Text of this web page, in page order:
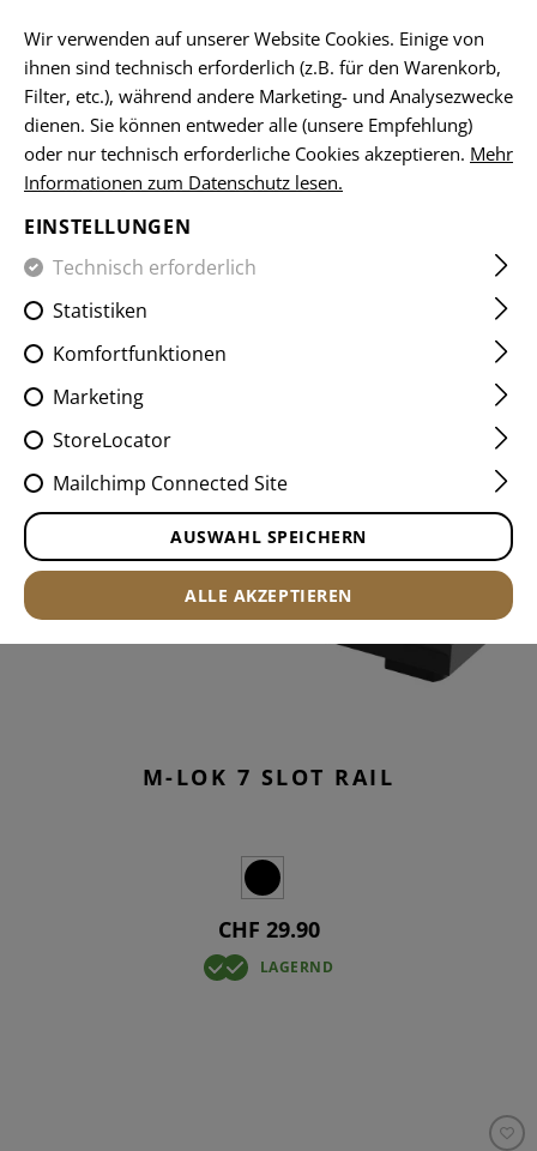
15.08.2026 abweichen können
ZUBEHÖR
FILTER
M-LOK 7 SLOT RAIL
CHF 29.90
LAGERND
Wir verwenden auf unserer Website Cookies. Einige von
ihnen sind technisch erforderlich (z.B. für den Warenkorb,
Filter, etc.), während andere Marketing- und Analysezwecke
dienen. Sie können entweder alle (unsere Empfehlung)
oder nur technisch erforderliche Cookies akzeptieren. Mehr
Informationen zum Datenschutz lesen.
EINSTELLUNGEN
Technisch erforderlich
Statistiken
Komfortfunktionen
Marketing
StoreLocator
Mailchimp Connected Site
AUSWAHL SPEICHERN
ALLE AKZEPTIEREN